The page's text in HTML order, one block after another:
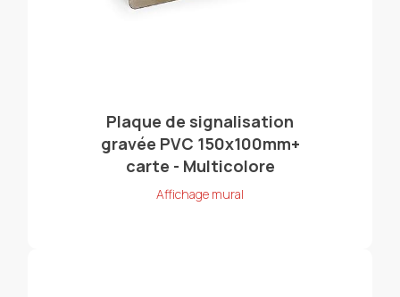
Plaque de signalisation
gravée PVC 150x100mm+
carte - Multicolore
Affichage mural